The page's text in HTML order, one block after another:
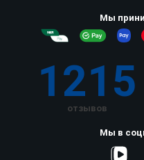
Мы
1215
отзывов
Мы в